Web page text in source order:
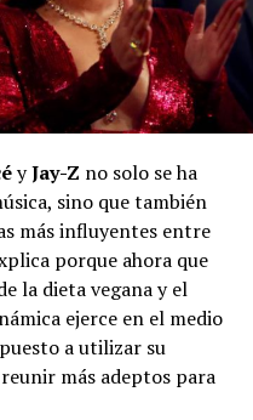
yJay-Z no solo se ha
sino que también
más influyentes entre
porque ahora que
la dieta vegana y el
ejerce en el medio
a utilizar su
más adeptos para